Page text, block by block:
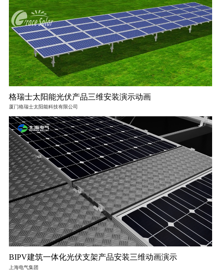
格瑞士太阳能光伏产品三维安装演示动画
厦门格瑞士太阳能科技有限公司
BIPV建筑一体化光伏支架产品安装三维动画演示
上海电气集团